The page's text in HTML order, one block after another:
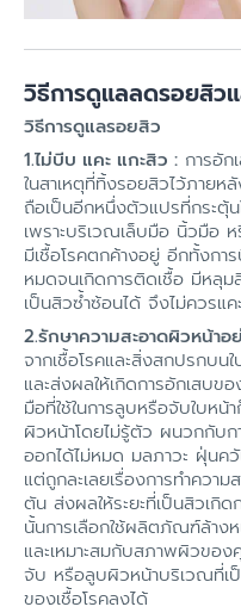
วิธีการดูแลลดรอยสิว
วิธีการดูแลรอยสิว
1.ไม่บีบ แคะ แกะสิว : การอัก
ในสาเหตุที่ทิ้งรอยสิวไว้ภาย
ถือเป็นอีกหนึ่งตัวแปรที่กระตุ้
เพราะบริเวณเล็บมือ นิ้วมือ
มีเชื้อโรคตกค้างอยู่ อีกทั้งกา
หมดจนเกิดการติดเชื้อ มีหลุ
เป็นสิวซ้ำซ้อนได้ จึงไม่ควรแ
2.รักษาความสะอาดผิวหน้าอ
จากเชื้อโรคและสิ่งสกปรกบ
และส่งผลให้เกิดการอักเสบข
มือที่ใช้ในการลูบหรือจับใบหน้า
ผิวหน้าโดยไม่รู้ตัว ผนวกกับก
ออกได้ไม่หมด มลภาวะ ฝุ่นค
แต่ถูกละเลยเรื่องการทำควา
ตัน ส่งผลให้ระยะที่เป็นสิวเกิด
นั้นการเลือกใช้ผลิตภัณฑ์ล้าง
และเหมาะสมกับสภาพผิวขอ
จับ หรือลูบผิวหน้าบริเวณที่
ของเชื้อโรคลงได้